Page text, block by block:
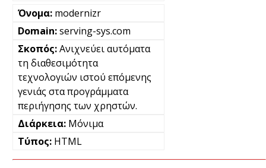
modernizr
serving-sys.com
Ανιχνεύει αυτόματα
τη διαθεσιμότητα
τεχνολογιών ιστού επόμενης
γενιάς στα προγράμματα
περιήγησης των χρηστών.
Μόνιμα
HTML